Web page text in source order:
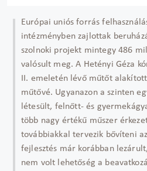
Európai uniós forrás
intézményben zajlottak
szolnoki projekt mintegy 486
valósult meg. A Hetényi Géza
II. emeletén lévő műtőt
műtővé. Ugyanazon a szinten
létesült, felnőtt- és
több nagy értékű műszer
továbbiakkal tervezik bővíteni
fejlesztés már korábban
nem volt lehetőség a